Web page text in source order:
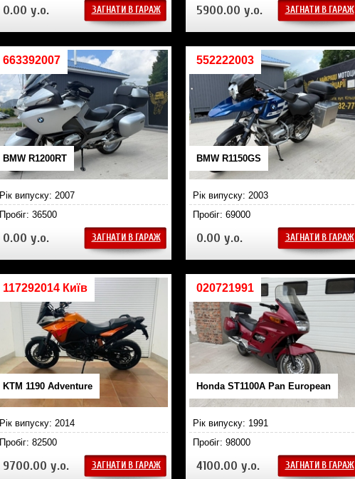
0.00 у.о. ЗАГНАТИ В ГАРАЖ 5900.00 у.о. ЗАГНАТИ В ГАРАЖ
663392007
BMW R1200RT
Рік випуску: 2007
Пробіг: 36500
0.00 у.о. ЗАГНАТИ В ГАРАЖ
552222003
BMW R1150GS
Рік випуску: 2003
Пробіг: 69000
0.00 у.о. ЗАГНАТИ В ГАРАЖ
117292014 Київ
KTM 1190 Adventure
Рік випуску: 2014
Пробіг: 82500
9700.00 у.о. ЗАГНАТИ В ГАРАЖ
020721991
Honda ST1100A Pan European
Рік випуску: 1991
Пробіг: 98000
4100.00 у.о. ЗАГНАТИ В ГАРАЖ